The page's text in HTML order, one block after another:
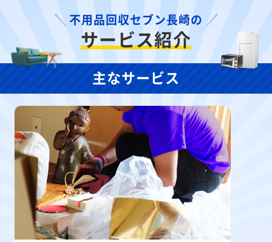
不用品回収セブン長崎の
サービス紹介
主なサービス